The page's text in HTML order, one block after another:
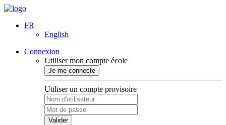
FR
English
Connexion
Utiliser mon compte école
Je me connecte
Utiliser un compte provisoire
Valider